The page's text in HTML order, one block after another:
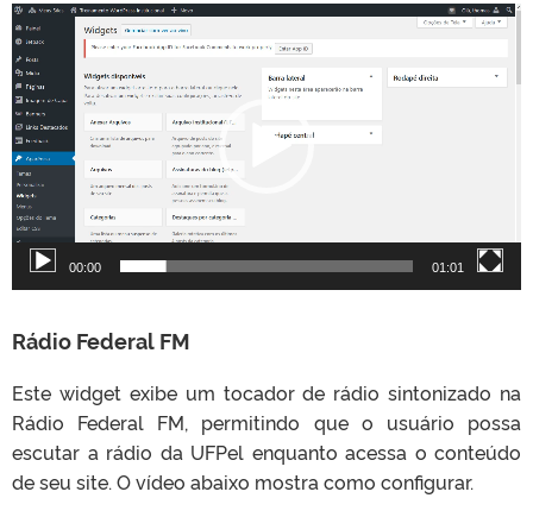
T
o
c
a
d
o
r
d
e
v
e
o
00:00 01:01
Rádio Federal FM
Este widget exibe um tocador de rádio sintonizado na
Rádio Federal FM, permitindo que o usuário possa
escutar a rádio da UFPel enquanto acessa o conteúdo
de seu site. O vídeo abaixo mostra como configurar.